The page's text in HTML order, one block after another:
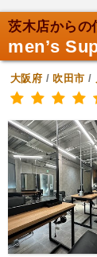
茨木店からの
men’s
大阪府 / 吹田市 /